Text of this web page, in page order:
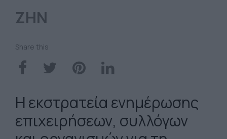
ΖΗΝ
Share this
Η εκστρατεία ενημέρωσης
επιχειρήσεων, συλλόγων